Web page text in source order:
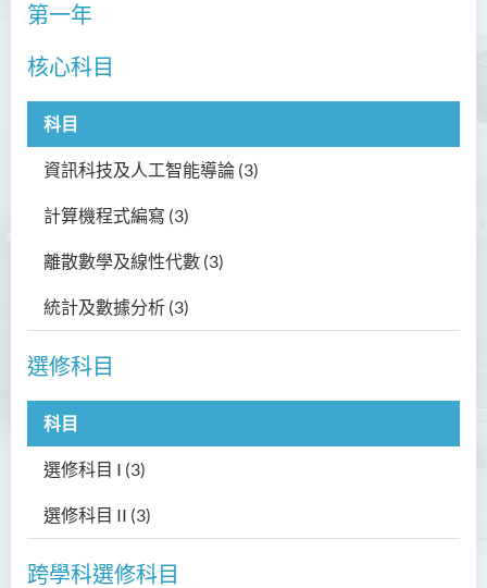
第一年
核心科目
科目
資訊科技及人工智能導論 (3)
計算機程式編寫 (3)
離散數學及線性代數 (3)
統計及數據分析 (3)
選修科目
科目
選修科目 I (3)
選修科目 II (3)
跨學科選修科目
課程目標
就業前景